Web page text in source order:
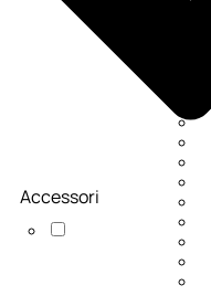
Accessori